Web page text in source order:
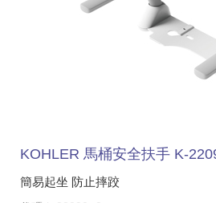
KOHLER 馬桶安全扶手 K-
簡易起坐 防止摔跤